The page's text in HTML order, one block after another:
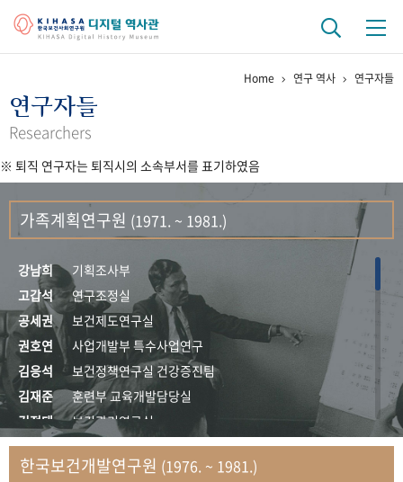
걸어온 길 기관 변천사
연구 역사
정책과 연구 키워드로 보는 연구 역사
연구자들
간행물 변천사
기록물 아카이브
사진 아카이브 문서 기록물 행정박물 영상 기록물
50+1주년 기념
성과 50선 숫자로 보는 50년
세계와 함께 한 KIHASA
Home 연구 역사 연구자들
연구자들
Researchers
※ 퇴직 연구자는 퇴직시의 소속부서를 표기하였음
가족계획연구원 (1971. ~ 1981.)
강남희
기획조사부
고갑석
연구조정실
공세권
보건제도연구실
권호연
사업개발부 특수사업연구
김응석
보건정책연구실 건강증진팀
김재준
훈련부 교육개발담당실
김정태
보건관리연구실
김지자
연구부 사회개발담당실
김태룡
조사평가부 연구과
한국보건개발연구원 (1976. ~ 1981.)